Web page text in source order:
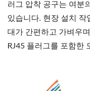
러그 압착 공구는 여분
있습니다. 현장 설치 작
대가 간편하고 가벼우
RJ45 플러그를 포함한